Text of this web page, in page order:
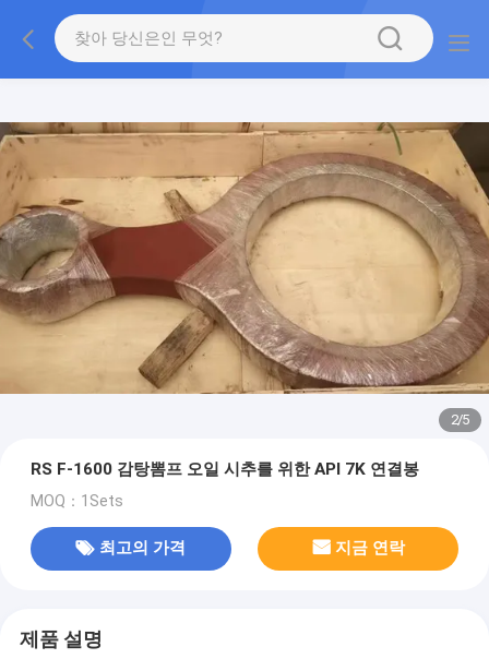
2/5
RS F-1600 감탕뽐프 오일 시추를 위한 API 7K 연결봉
MOQ：1Sets
최고의 가격 지금 연락
제품 설명